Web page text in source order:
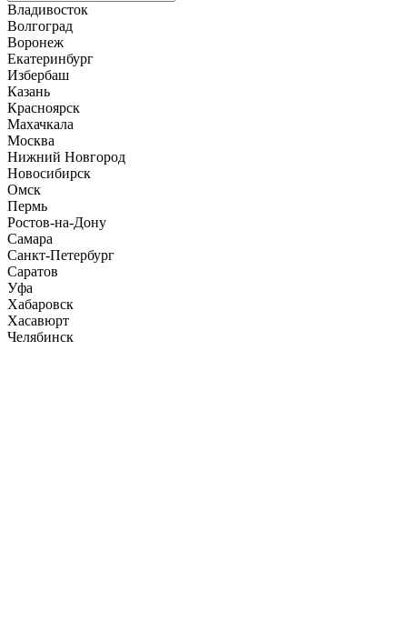
Владивосток
Волгоград
Воронеж
Екатеринбург
Избербаш
Казань
Красноярск
Махачкала
Москва
Нижний Новгород
Новосибирск
Омск
Пермь
Ростов-на-Дону
Самара
Санкт-Петербург
Саратов
Уфа
Хабаровск
Хасавюрт
Челябинск